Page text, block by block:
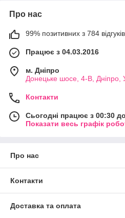
Про нас
99% позитивних з 784
Працює з 04.03.2016
м. Дніпро
Донецьке шосе, 4-В, Дніпро,
Контакти
Сьогодні працює з 00:30
Показати весь графік
Про нас
Контакти
Доставка та оплата